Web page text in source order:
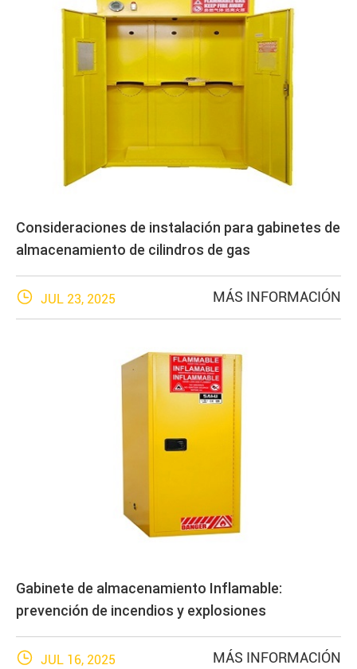
Consideraciones de instalación para gabinetes de
almacenamiento de cilindros de gas
 JUL 23, 2025 MÁS INFORMACIÓN
Gabinete de almacenamiento Inflamable:
prevención de incendios y explosiones
 JUL 16, 2025 MÁS INFORMACIÓN